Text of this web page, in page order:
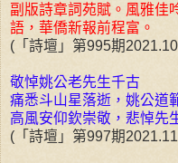
副版詩章詞苑賦。風雅佳
語，華僑新報前程富。
(「詩壇」第995期
敬悼姚公老先生千古
痛悉斗山星落逝，姚公道
高風安仰欽崇敬，悲悼先
(「詩壇」第997期